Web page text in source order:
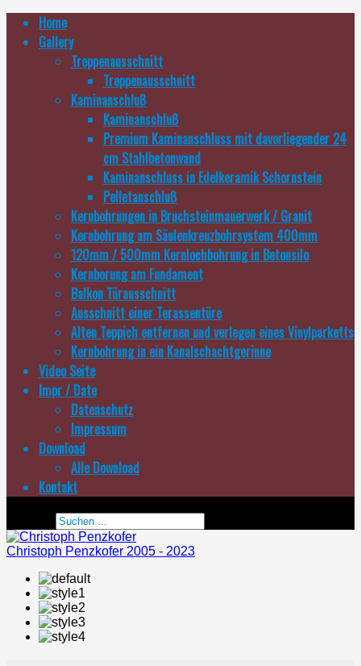
Home
Gallery
Treppenausschnitt
Treppenausschnitt
Kaminanschluß
Kaminanschluß
Premium Kaminanschluss mit davorliegender 24
cm Stahlbetonwand
Kaminanschluss in Edelkeramik Schornstein
Pelletanschluß
Kernbohrungen in Bruchsteinmauerwerk / Granit
Kernbohrung am Säulenkreuzbohrsystem 400mm
120mm / 500mm Kernlochbohrung in Betonsilo
Kernborung am Fundament
Balkon Türausschnitt
Ausschnitt einer Terassentüre
Alten Teppich entfernen und verlegen eines Vinylparketts
Kernbohrung in ein Kanalschachtgerinne
Video Seite
Impr / Date
Datenschutz
Impressum
Download
Alle Download
Kontakt
Christoph Penzkofer 2005 - 2023